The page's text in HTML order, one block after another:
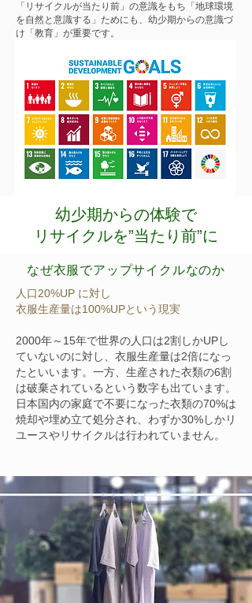
「リサイクルが当たり前」の意識をもち「地球環境
を自然と意識する」ためにも、幼少期からの意識づ
け「教育」が重要です。
幼少期からの体験で
リサイクルを”当たり前”に
なぜ衣服でアップサイクルなのか
人口20%UP に対し
衣服生産量は100%UPという現実
2000年～15年で世界の人口は2割しかUPし
ていないのに対し、衣服生産量は2倍になっ
たといいます。一方、生産された衣類の6割
は破棄されているという数字も出ています。
日本国内の家庭で不要になった衣類の70%は
焼却や埋め立て処分され、わずか30%しかリ
ユースやリサイクルは行われていません。